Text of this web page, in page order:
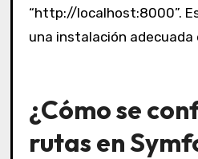
“http://localhost:8000”.
una instalación adecuada
¿Cómo se
rutas en